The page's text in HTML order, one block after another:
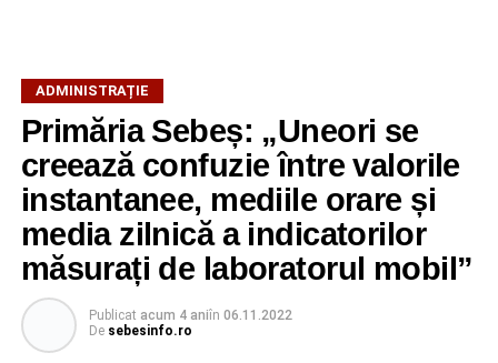
ADMINISTRAȚIE
Primăria Sebeș: „Uneori se
creează confuzie între valorile
instantanee, mediile orare și
media zilnică a indicatorilor
măsurați de laboratorul mobil”
Publicat acum 4 aniîn 06.11.2022
De sebesinfo.ro